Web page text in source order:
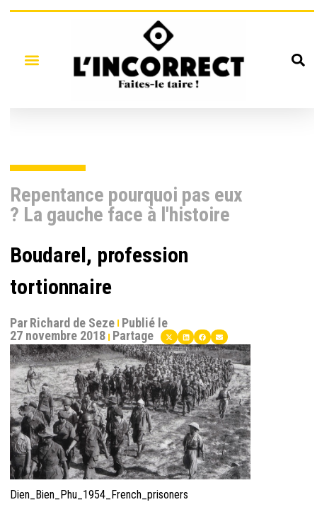
Repentance pourquoi pas eux
? La gauche face à l'histoire
Boudarel, profession
tortionnaire
ParRichard de Seze Publié le
27 novembre 2018 Partage
Dien_Bien_Phu_1954_French_prisoners